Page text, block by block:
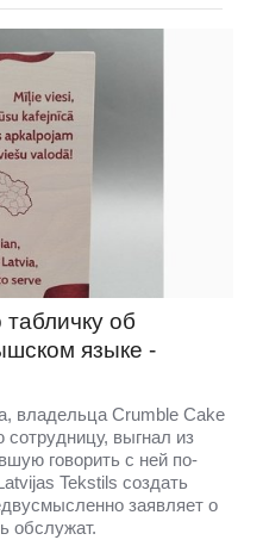
об
языке -
владельца Crumble Cake
выгнал из
говорить с ней по-
Tekstils создать
заявляет о
обслужат.